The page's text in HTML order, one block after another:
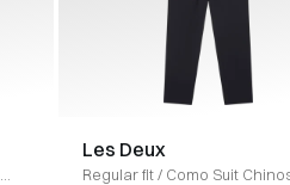
Les Deux
Regular fit/ Como Suit